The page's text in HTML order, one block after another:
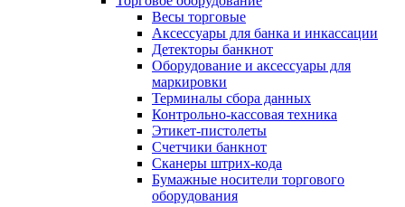
Весы торговые
Аксессуары для банка и инкассации
Детекторы банкнот
Оборудование и аксессуары для
маркировки
Терминалы сбора данных
Контрольно-кассовая техника
Этикет-пистолеты
Счетчики банкнот
Сканеры штрих-кода
Бумажные носители торгового
оборудования